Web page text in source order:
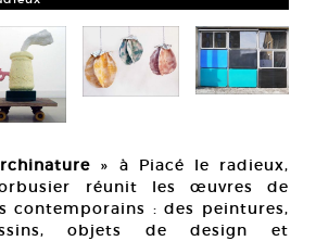
» à Piacé le radieux,
réunit les œuvres de
contemporains : des peintures,
objets de design et